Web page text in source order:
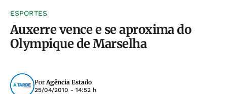
ESPORTES
Auxerre vence e se aproxima do
Olympique de Marselha
PorAgência Estado
25/04/2010 - 14:52 h